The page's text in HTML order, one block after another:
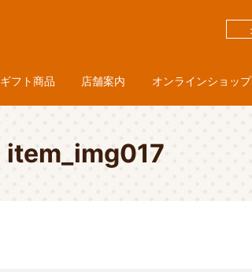
ギフト商品 店舗案内 オンラインショップ
item_img017